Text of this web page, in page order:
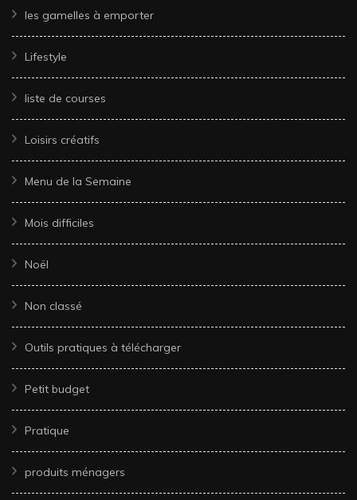
les gamelles à emporter
Lifestyle
liste de courses
Loisirs créatifs
Menu de la Semaine
Mois difficiles
Noël
Non classé
Outils pratiques à télécharger
Petit budget
Pratique
produits ménagers